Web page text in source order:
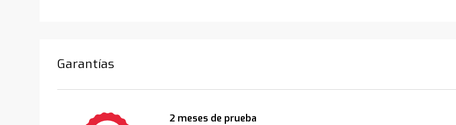
Garantías
2 meses de prueba